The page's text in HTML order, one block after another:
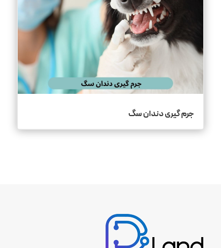
جرم گیری دندان سگ